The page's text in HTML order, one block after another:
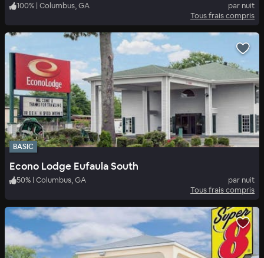
100% Columbus, GA
par nuit
Tous frais compris
BASIC
Econo Lodge Eufaula South
50% | Columbus, GA
par nuit
Tous frais compris